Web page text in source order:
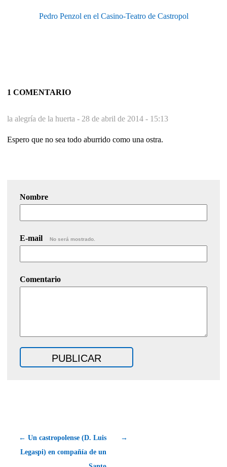
Pedro Penzol en el Casino-Teatro de Castropol
1 COMENTARIO
la alegría de la huerta - 28 de abril de 2014 - 15:13
Espero que no sea todo aburrido como una ostra.
Nombre
E-mail No será mostrado.
Comentario
← Un castropolense (D. Luis
Legaspi) en compañía de un
→